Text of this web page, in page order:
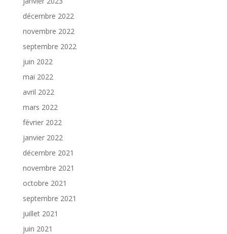
décembre 2022
novembre 2022
septembre 2022
juin 2022
mai 2022
avril 2022
mars 2022
février 2022
janvier 2022
décembre 2021
novembre 2021
octobre 2021
septembre 2021
juillet 2021
juin 2021